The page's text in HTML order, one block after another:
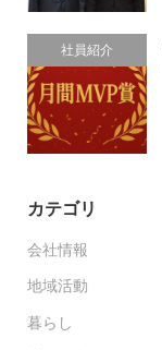
社員紹介
カテゴリ
会社情報
地域活動
暮らし